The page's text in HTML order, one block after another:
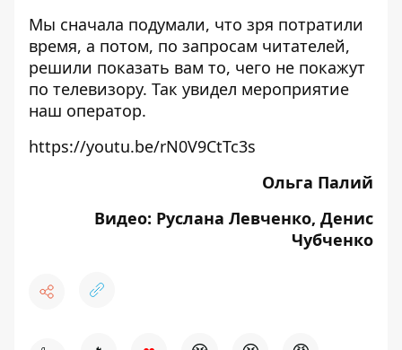
Мы сначала подумали, что зря потратили
время, а потом, по запросам читателей,
решили показать вам то, чего не покажут
по телевизору. Так увидел мероприятие
наш оператор.
https://youtu.be/rN0V9CtTc3s
Ольга Палий
Видео: Руслана Левченко, Денис
Чубченко